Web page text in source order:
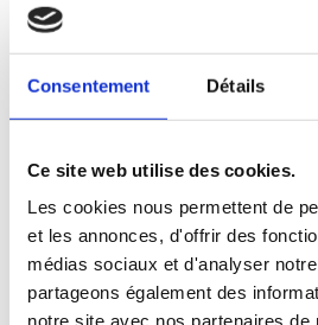
Consentement Détails
Ce site web utilise des cookies.
Les cookies nous permettent de
et les annonces, d'offrir des
médias sociaux et d'analyser
partageons également des
notre site avec nos partenaires de
2.
Nous sommes engagés à
construction écologiques et
impact environnemental. De la
nous intégrons des pratiques
déchets, préserver les
des maisons respectueuses